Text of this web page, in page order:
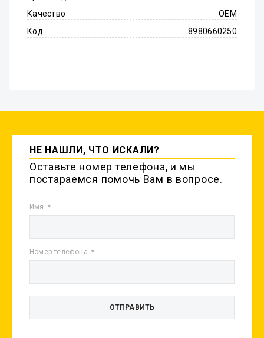
Качество
OEM
Код
8980660250
НЕ НАШЛИ, ЧТО ИСКАЛИ?
Оставьте номер телефона, и мы
постараемся помочь Вам в вопросе.
Имя
Номер телефона